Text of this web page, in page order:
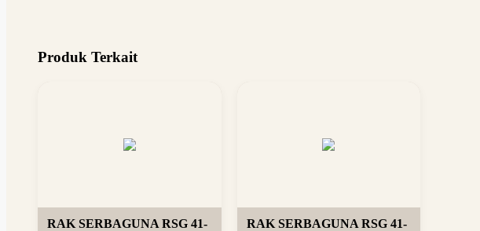
Produk Terkait
RAK SERBAGUNA RSG 41- RAK SERBAGUNA RSG 41-